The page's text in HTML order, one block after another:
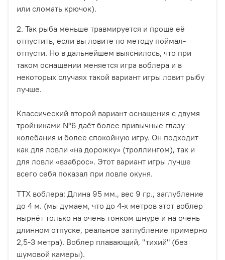
или сломать крючок).
2. Так рыба меньше травмируется и проще её
отпустить, если вы ловите по методу поймал-
отпусти. Но в дальнейшем выяснилось, что при
таком оснащении меняется игра воблера и в
некоторых случаях такой вариант игры ловит рыбу
лучше.
Классический второй вариант оснащения с двумя
тройниками №6 даёт более привычные глазу
колебания и более спокойную игру. Он подходит
как для ловли «на дорожку» (троллингом), так и
для ловли «взаброс». Этот вариант игры лучше
всего себя показал при ловле окуня.
ТТХ воблера: Длина 95 мм., вес 9 гр., заглубление
до 4 м. (мы думаем, что до 4-х метров этот воблер
нырнёт только на очень тонком шнуре и на очень
длинном отпуске, реальное заглубление примерно
2,5-3 метра). Воблер плавающий, "тихий" (без
шумовой камеры).